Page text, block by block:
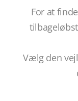
For at
Vælg den